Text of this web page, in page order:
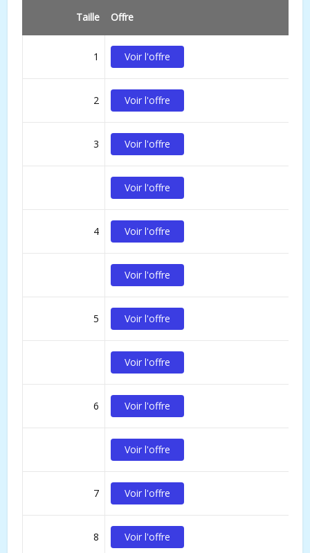
Taille Offre
1 Voir l'offre
2 Voir l'offre
3 Voir l'offre
Voir l'offre
4 Voir l'offre
Voir l'offre
5 Voir l'offre
Voir l'offre
6 Voir l'offre
Voir l'offre
7 Voir l'offre
8 Voir l'offre